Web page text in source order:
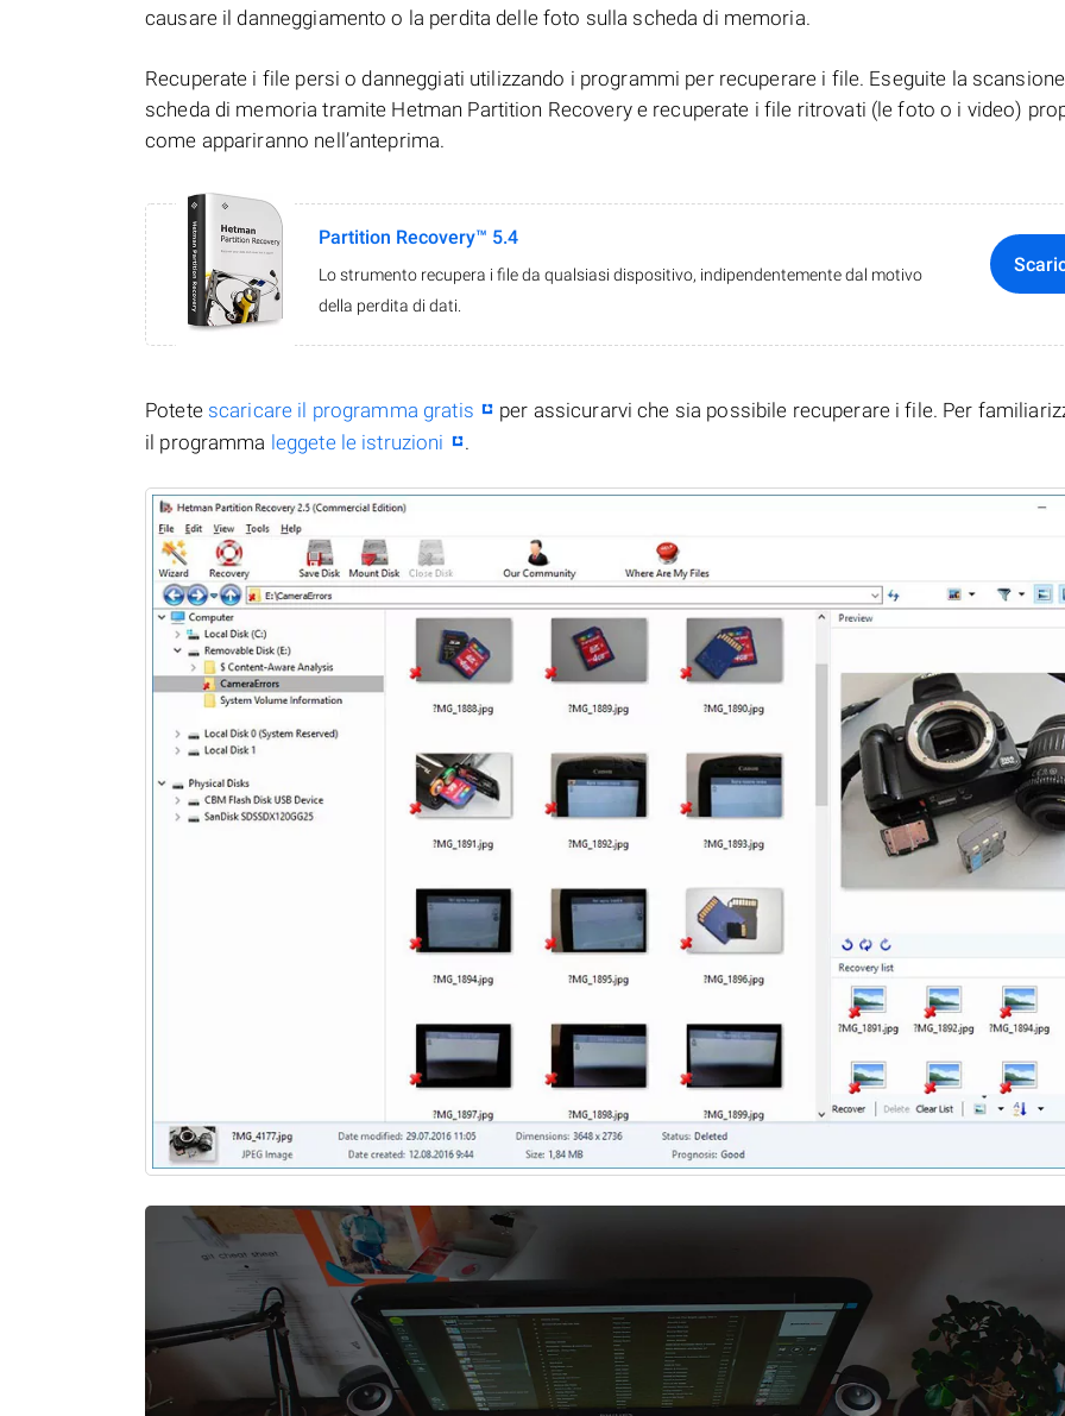
causare il danneggiamento o la perdita delle foto sulla scheda di memoria.
Recuperate i file persi o danneggiati utilizzando i programmi per recuperare i file. Eseguite la
scheda di memoria tramite Hetman Partition Recovery e recuperate i file ritrovati (le foto o i video)
come appariranno nell’anteprima.
Partition Recovery™ 5.4
Lo strumento recupera i file da qualsiasi dispositivo, indipendentemente dal motivo
della perdita di dati.
Potete scaricare il programma gratis
per assicurarvi che sia possibile recuperare i file. Per
il programma leggete le istruzioni .